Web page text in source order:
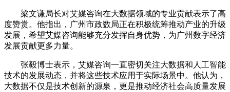
梁文谦局长对艾媒咨询在大数据领域的专业贡献表示了高
度赞赏。他指出，广州市政数局正在积极统筹推动产业的升级
发展，希望艾媒咨询能够充分发挥自身优势，为广州数字经济
发展贡献更多力量。
张毅博士表示，艾媒咨询一直密切关注大数据和人工智能
技术的发展动态，并将这些技术应用于实际场景中。他认为，
大数据不仅是技术创新的源泉，更是推动经济社会高质量发展